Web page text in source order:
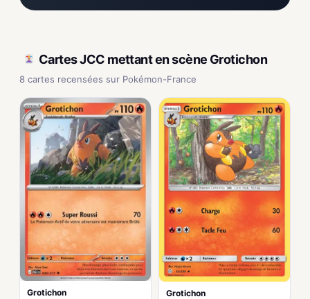
Cartes JCC mettant en scène Grotichon
8 cartes recensées sur Pokémon-France
Grotichon Grotichon